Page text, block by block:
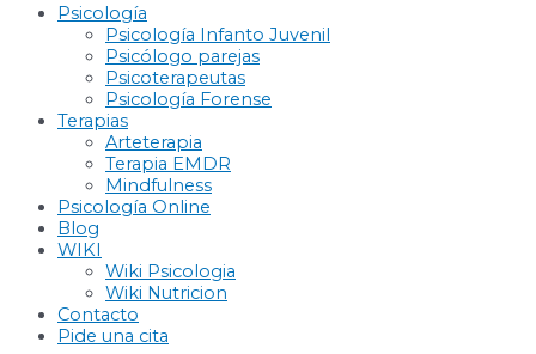
Psicología
Psicología Infanto Juvenil
Psicólogo parejas
Psicoterapeutas
Psicología Forense
Terapias
Arteterapia
Terapia EMDR
Mindfulness
Psicología Online
Blog
WIKI
Wiki Psicologia
Wiki Nutricion
Contacto
Pide una cita